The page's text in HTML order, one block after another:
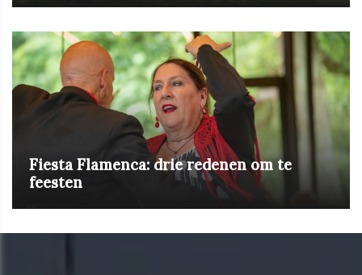
Fiesta Flamenca: drie redenen om te
feesten